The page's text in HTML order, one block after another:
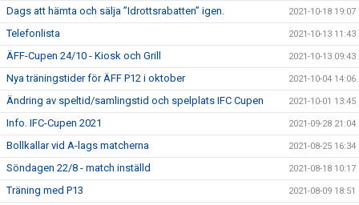
Dags att hämta och sälja ”Idrottsrabatten” igen. 2021-10-18 19:07
Telefonlista 2021-10-13 11:43
ÄFF-Cupen 24/10 - Kiosk och Grill 2021-10-13 09:43
Nya träningstider för ÄFF P12 i oktober 2021-10-04 14:06
Ändring av speltid/samlingstid och spelplats IFC Cupen 2021-10-01 13:45
Info. IFC-Cupen 2021 2021-09-28 21:04
Bollkallar vid A-lags matcherna 2021-08-25 16:34
Söndagen 22/8 - match inställd 2021-08-18 10:17
Träning med P13 2021-08-09 18:51